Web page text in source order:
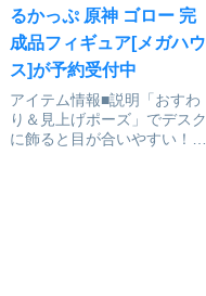
るかっぷ 原神 ゴロー 完
成品フィギュア[メガハウ
ス]が予約受付中
アイテム情報■説明「おすわ
り＆見上げポーズ」でデスク
に飾ると目が合いやすい！新